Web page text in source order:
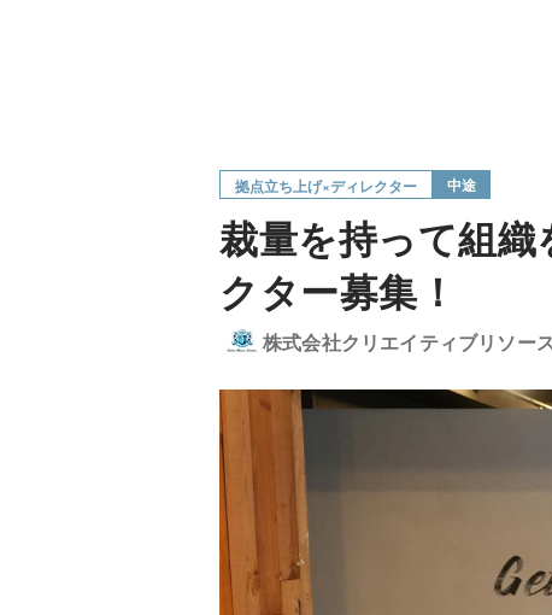
拠点立ち上げ×ディレクター 中途
裁量を持って組
クター募集！
株式会社クリエイティブリソー